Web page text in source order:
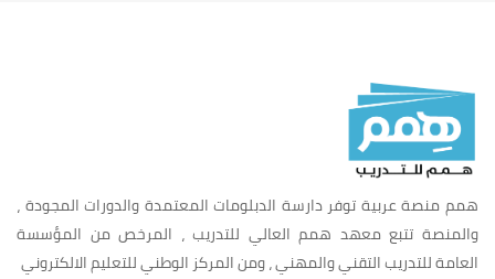
همم منصة عربية توفر دارسة الدبلومات المعتمدة والدورات المجودة ،
والمنصة تتبع معهد همم العالي للتدريب ، المرخص من المؤسسة
العامة للتدريب التقني والمهني ، ومن المركز الوطني للتعليم الالكتروني